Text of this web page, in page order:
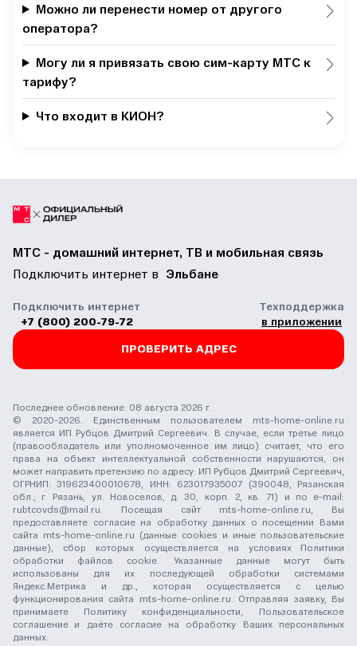
Можно ли перенести номер от другого
оператора?
Могу ли я привязать свою сим-карту МТС к
тарифу?
Что входит в КИОН?
МТС - домашний интернет, ТВ и мобильная связь
Подключить интернет в Эльбане
Подключить интернет
+7 (800) 200-79-72
Техподдержка
в приложении
ПРОВЕРИТЬ АДРЕС
Последнее обновление: 08 августа 2026 г.
© 2020-2026. Единственным пользователем mts-home-online.ru
является ИП Рубцов Дмитрий Сергеевич. В случае, если третье лицо
(правообладатель или уполномоченное им лицо) считает, что его
права на объект интеллектуальной собственности нарушаются, он
может направить претензию по адресу: ИП Рубцов Дмитрий Сергеевич,
ОГРНИП: 319623400010678, ИНН: 623017935007 (390048, Рязанская
обл., г. Рязань, ул. Новоселов, д. 30, корп. 2, кв. 71) и по e-mail:
rubtcovds@mail.ru. Посещая сайт mts-home-online.ru, Вы
предоставляете согласие на обработку данных о посещении Вами
сайта mts-home-online.ru (данные cookies и иные пользовательские
данные), сбор которых осуществляется на условиях Политики
обработки файлов cookie. Указанные данные могут быть
использованы для их последующей обработки системами
Яндекс.Метрика и др., которая осуществляется с целью
функционирования сайта mts-home-online.ru. Отправляя заявку, Вы
принимаете Политику конфиденциальности, Пользовательское
соглашение и даёте согласие на обработку Ваших персональных
данных.